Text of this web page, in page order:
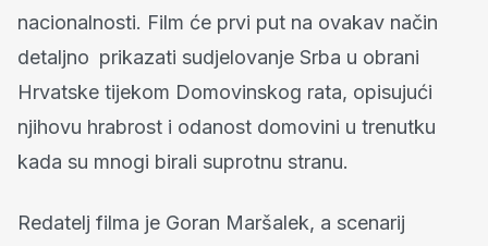
nacionalnosti. Film će prvi put na ovakav način
detaljno prikazati sudjelovanje Srba u obrani
Hrvatske tijekom Domovinskog rata, opisujući
njihovu hrabrost i odanost domovini u trenutku
kada su mnogi birali suprotnu stranu.
Redatelj filma je Goran Maršalek, a scenarij